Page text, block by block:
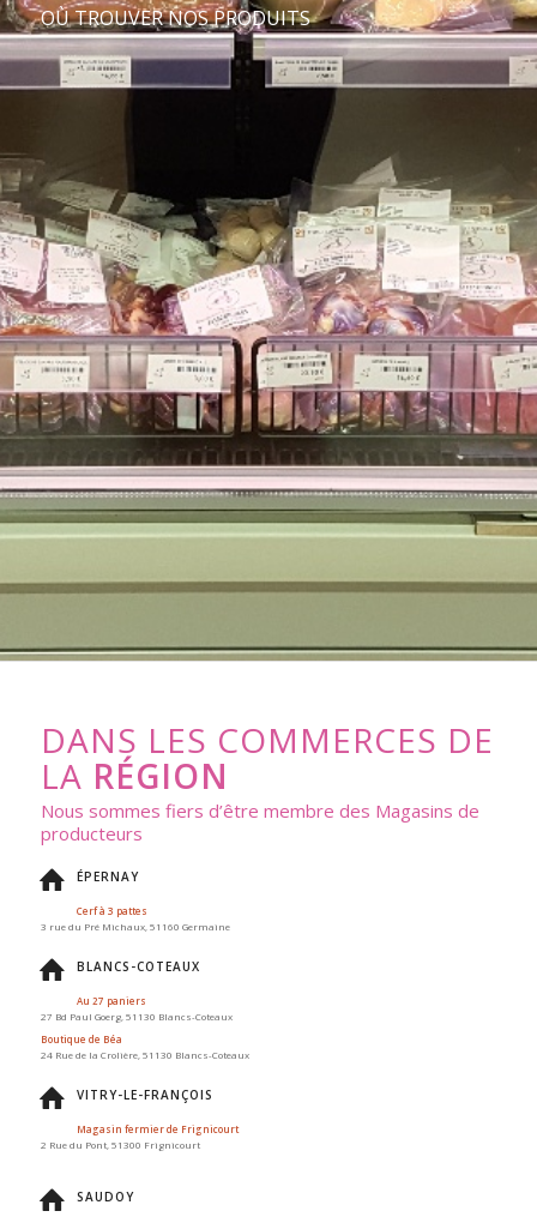
OÙ TROUVER NOS PRODUITS
DANS LES COMMERCES DE
LA RÉGION
Nous sommes fiers d’être membre des Magasins de
producteurs
ÉPERNAY
Cerf à 3 pattes
3 rue du Pré Michaux, 51160 Germaine
BLANCS-COTEAUX
Au 27 paniers
27 Bd Paul Goerg, 51130 Blancs-Coteaux
Boutique de Béa
24 Rue de la Crolière, 51130 Blancs-Coteaux
VITRY-LE-FRANÇOIS
Magasin fermier de Frignicourt
2 Rue du Pont, 51300 Frignicourt
SAUDOY